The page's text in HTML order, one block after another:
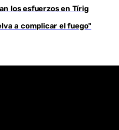
los esfuerzos en Tírig
a complicar el fuego"